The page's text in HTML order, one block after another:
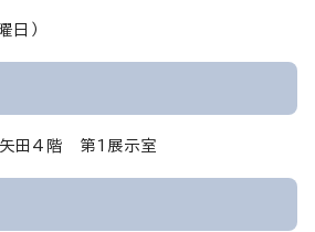
日）
矢田4階 第1展示室